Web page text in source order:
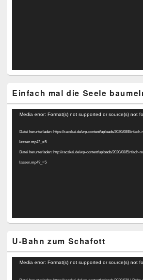
Einfach mal die Seele
Video-
Media error: Format(s) not supported or source(s) not
Datei herunterladen: https://racskai.de/wp-content/uploads/2020/08/
lassen.mp4?_=5
Datei herunterladen: http://racskai.de/wp-content/uploads/2020/08/Einfach-
lassen.mp4?_=5
U-Bahn zum Schafott
Video-
Media error: Format(s) not supported or source(s) not